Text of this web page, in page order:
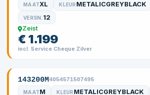
MAATXL KLEUR METALICGREYBLACK
VERSN. 12
Zeist
€ 1.199
incl. Service Cheque Zilver
143200M4054571507495
MAATM KLEUR METALICGREYBLACK